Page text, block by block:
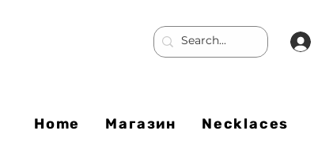
Home Магазин Necklaces